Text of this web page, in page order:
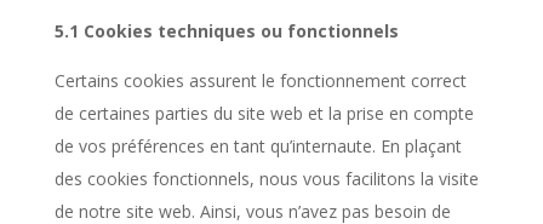
5.1 Cookies techniques ou fonctionnels
Certains cookies assurent le fonctionnement correct
de certaines parties du site web et la prise en compte
de vos préférences en tant qu’internaute. En plaçant
des cookies fonctionnels, nous vous facilitons la visite
de notre site web. Ainsi, vous n’avez pas besoin de